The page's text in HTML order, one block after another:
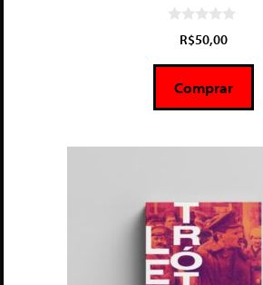
5
R$50,00
Comprar